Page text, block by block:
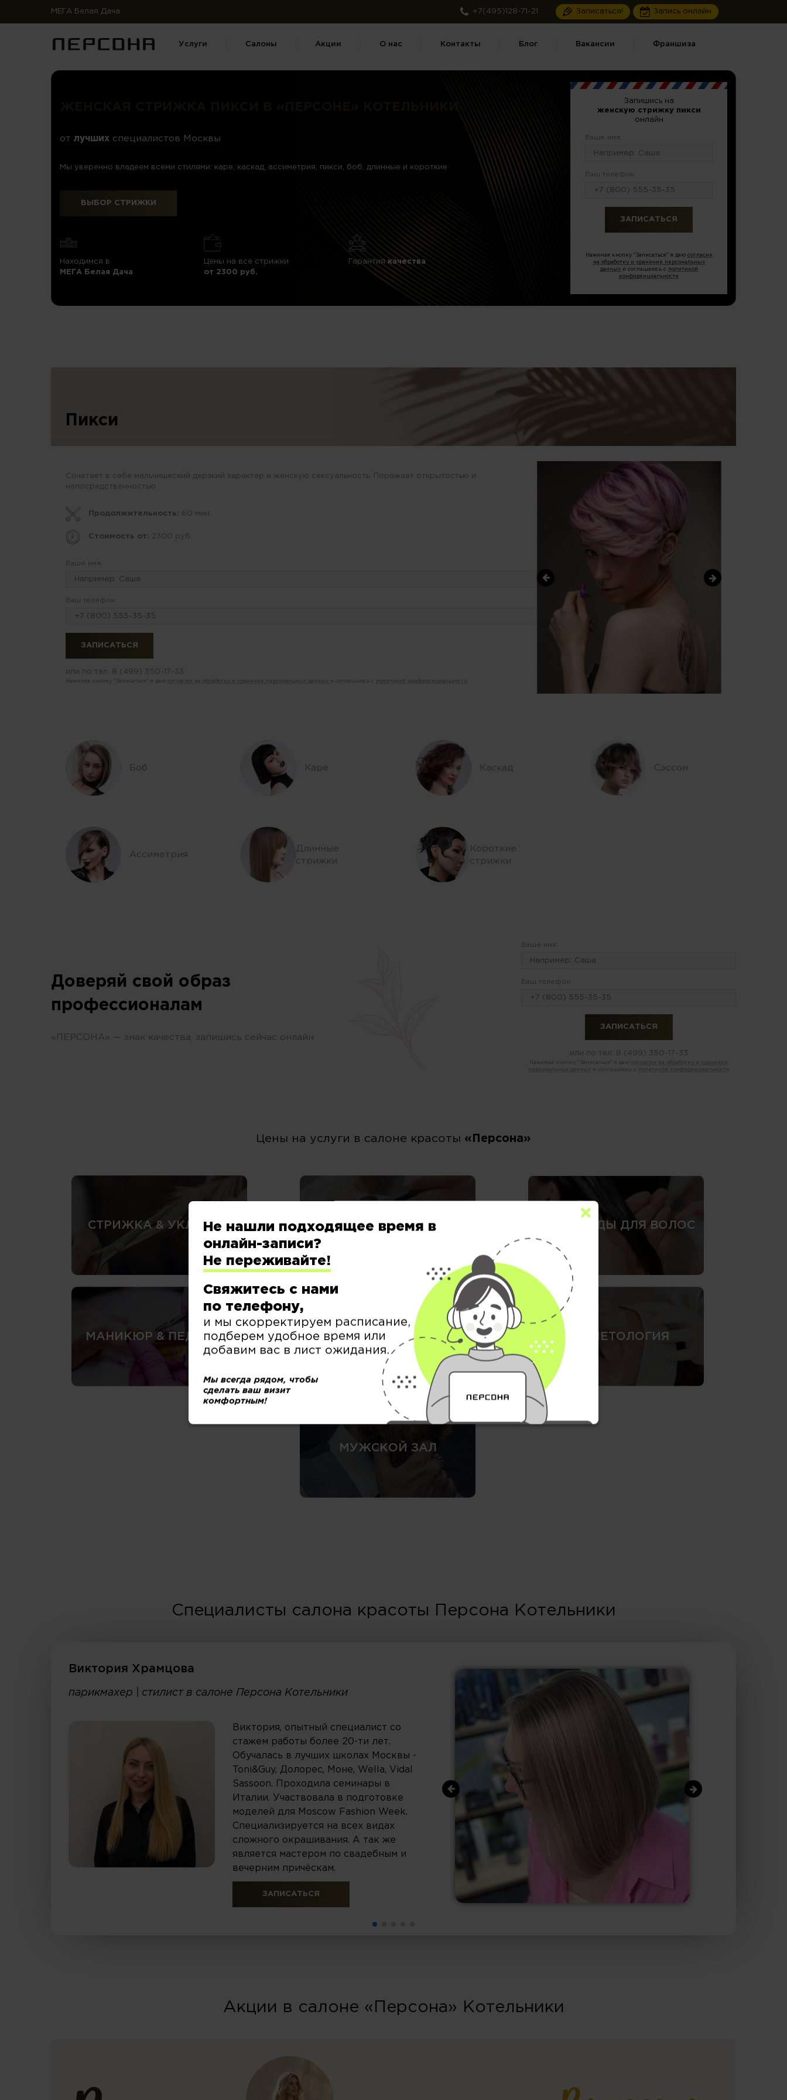
МЕГА Белая Дача +7(495)128-71-21 Записаться! Запись онлайн
Услуги Салоны Акции О нас Контакты Блог Вакансии Франшиза
от лучших специалистов Москвы
Мы уверенно владеем всеми стилями: каре, каскад, ассиметрия, пикси, боб, длинные и короткие
ВЫБОР СТРИЖКИ
Находимся в
МЕГА Белая Дача
Цены на все стрижки
от 2300 руб.
Гарантиякачества
Запишись на
женскую стрижку пикси
онлайн
Ваше имя:
Ваш телефон:
Нажимая кнопку "Записаться" я даю согласие
на обработку и хранение персональных
данныхи соглашаюсь с
политикой
конфиденциальности
Пикси
Сочетает в себе мальчишеский дерзкий характер и женскую сексуальность. Поражает открытостью и
непосредственностью.
Продолжительность: 60 мин.
Стоимость от: 2300 руб.
Ваше имя:
Ваш телефон:
или по тел. 8 (499) 350-17-33
Нажимая кнопку "Записаться" я даю согласие на обработку и хранение персональных данных и соглашаюсь с политикой конфиденциальности
Боб Каре Каскад Сэссон
Ассиметрия
Длинные
стрижки
Короткие
стрижки
Доверяй свой образ
профессионалам
«ПЕРСОНА» — знак качества, запишись сейчас онлайн
Ваше имя:
Ваш телефон:
или по тел. 8 (499) 350-17-33
Нажимая кнопку "Записаться" я даю
согласие на обработку и хранение
персональных данных
и соглашаюсь с политикой конфиденциальности
Цены на услуги в салоне красоты «Персона»
СТРИЖКА & УКЛАДКА
СТРУКТУРА
СПА-УХОДЫ ДЛЯ ВОЛОС
МАНИКЮР & ПЕДИКЮР
БРОВИ / РЕСНИЦЫ &
ВИЗАЖ
КОСМЕТОЛОГИЯ
МУЖСКОЙ ЗАЛ
Специалисты салона красоты Персона Котельники
Виктория Храмцова
парикмахер | стилист в салоне Персона Котельники
Виктория, опытный специалист со
стажем работы более 20-ти лет.
Обучалась в лучших школах Москвы -
Toni&Guy, Долорес, Моне, Wella, Vidal
Sassoon. Проходила семинары в
Италии. Участвовала в подготовке
моделей для Moscow Fashion Week.
Специализируется на всех видах
сложного окрашивания. А так же
является мастером по свадебным и
вечерним причёскам.
ЗАПИСАТЬСЯ
Акции в салоне «Персона» Котельники
Не нашли подходящее время в
онлайн-записи?
Не переживайте!
Свяжитесь с нами
по телефону,
и мы скорректируем расписание,
подберем удобное время или
добавим вас в лист ожидания.
Мы всегда рядом, чтобы
сделать ваш визит
комфортным!